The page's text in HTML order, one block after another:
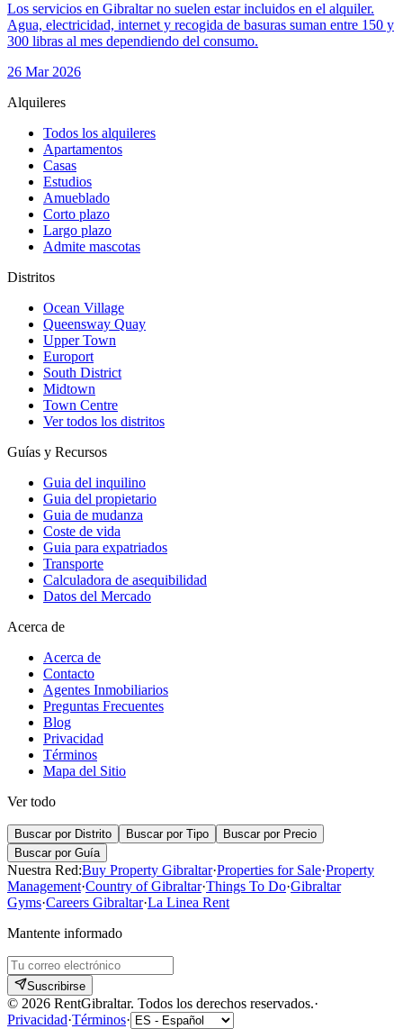
Los servicios en Gibraltar no suelen estar incluidos en el alquiler.
Agua, electricidad, internet y recogida de basuras suman entre 150 y
300 libras al mes dependiendo del consumo.
26 Mar 2026
Alquileres
Todos los alquileres
Apartamentos
Casas
Estudios
Amueblado
Corto plazo
Largo plazo
Admite mascotas
Distritos
Ocean Village
Queensway Quay
Upper Town
Europort
South District
Midtown
Town Centre
Ver todos los distritos
Guías y Recursos
Guia del inquilino
Guia del propietario
Guia de mudanza
Coste de vida
Guia para expatriados
Transporte
Calculadora de asequibilidad
Datos del Mercado
Acerca de
Acerca de
Contacto
Agentes Inmobiliarios
Preguntas Frecuentes
Blog
Privacidad
Términos
Mapa del Sitio
Ver todo
Buscar por Distrito Buscar por Tipo
Buscar por Precio
Buscar por Guía
Nuestra Red:Buy Property Gibraltar·Properties for Sale·Property
Management·Country of Gibraltar·Things To Do·Gibraltar
Gyms·Careers Gibraltar·La Linea Rent
Mantente informado
Suscribirse
© 2026 RentGibraltar. Todos los derechos reservados.·
Privacidad·Términos·